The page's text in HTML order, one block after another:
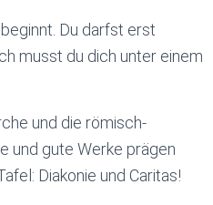
Du darfst erst
musst du dich unter einem
und die römisch-
und gute Werke prägen
Diakonie und Caritas!